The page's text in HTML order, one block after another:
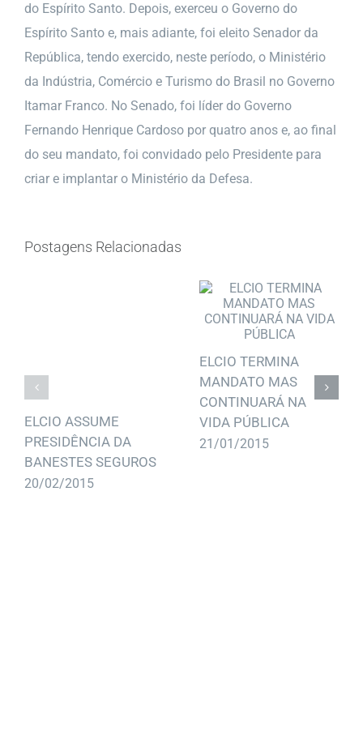
do Espírito Santo. Depois, exerceu o Governo do
Espírito Santo e, mais adiante, foi eleito Senador da
República, tendo exercido, neste período, o Ministério
da Indústria, Comércio e Turismo do Brasil no Governo
Itamar Franco. No Senado, foi líder do Governo
Fernando Henrique Cardoso por quatro anos e, ao final
do seu mandato, foi convidado pelo Presidente para
criar e implantar o Ministério da Defesa.
Postagens Relacionadas
ELCIO ASSUME
PRESIDÊNCIA DA
BANESTES SEGUROS
20/02/2015
ELCIO TERMINA
MANDATO MAS
CONTINUARÁ NA
VIDA PÚBLICA
21/01/2015